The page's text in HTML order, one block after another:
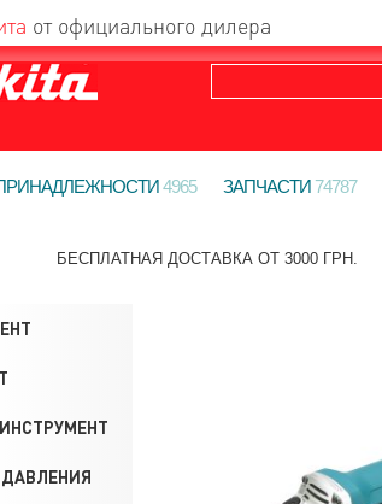
от официального дилера
4965 ЗАПЧАСТИ74787
БЕСПЛАТНАЯ ДОСТАВКА ОТ 3000 ГРН.